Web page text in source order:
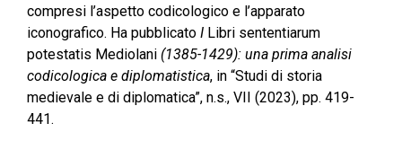
compresi l’aspetto codicologico e l’apparato
iconografico. Ha pubblicato I Libri sententiarum
potestatis Mediolani (1385-1429): una prima analisi
codicologica e diplomatistica, in “Studi di storia
medievale e di diplomatica”, n.s., VII (2023), pp. 419-
441.